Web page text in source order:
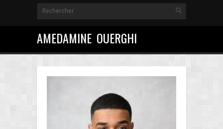
AMEDAMINE OUERGHI